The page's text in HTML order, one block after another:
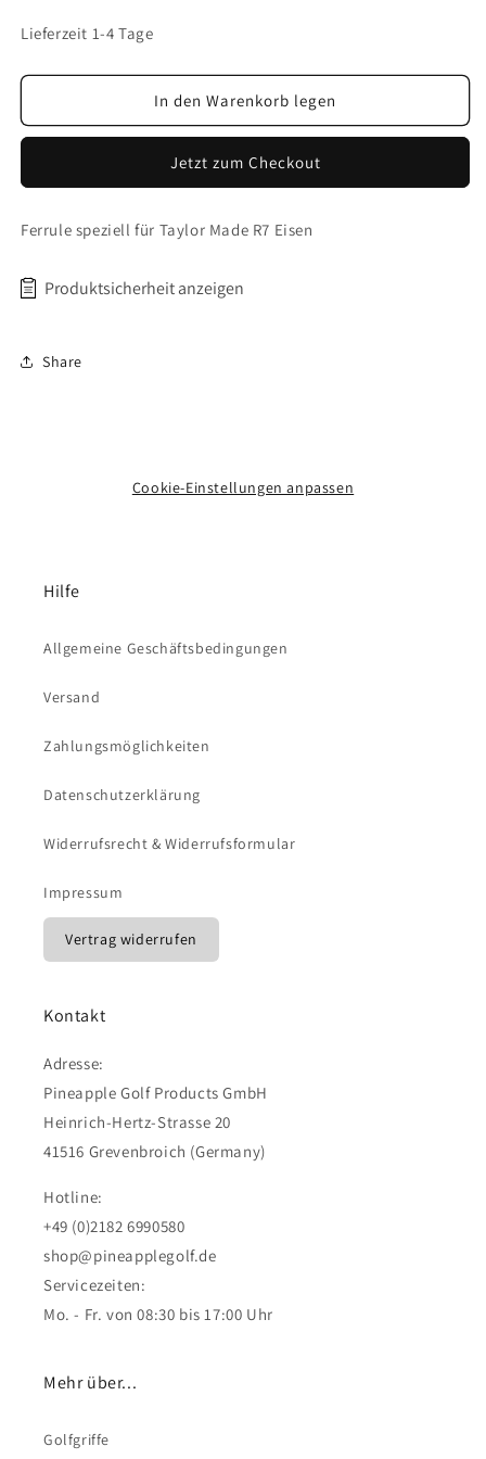
Made
R7
Made
R7
Lieferzeit 1-4 Tage
In den Warenkorb legen
Jetzt zum Checkout
Ferrule speziell für Taylor Made R7 Eisen
Produktsicherheit anzeigen
Verantwortliche Person: Pineapple Golf Products GmbH,
Share
Cookie-Einstellungen anpassen
Hilfe
Allgemeine Geschäftsbedingungen
Versand
Zahlungsmöglichkeiten
Datenschutzerklärung
Widerrufsrecht & Widerrufsformular
Impressum
Vertrag widerrufen
Kontakt
Adresse:
Pineapple Golf Products GmbH
Heinrich-Hertz-Strasse 20
41516 Grevenbroich (Germany)
Hotline:
+49 (0)2182 6990580
shop@pineapplegolf.de
Servicezeiten:
Mo. - Fr. von 08:30 bis 17:00 Uhr
Mehr über...
Golfgriffe